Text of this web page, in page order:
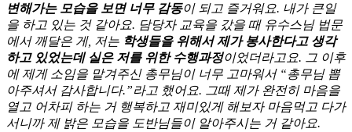
변해가는 모습을 보면 너무 감동이 되고 즐거워요. 내가 큰일
을 하고 있는 것 같아요. 담당자 교육을 갔을 때 유수스님 법문
에서 깨달은 게, 저는 학생들을 위해서 제가 봉사한다고 생각
하고 있었는데 실은 저를 위한 수행과정이었더라고요. 그 이후
에 제게 소임을 맡겨주신 총무님이 너무 고마워서 “총무님 뽑
아주셔서 감사합니다.”라고 했어요. 그때 제가 완전히 마음을
열고 어차피 하는 거 행복하고 재미있게 해보자 마음먹고 다가
서니까 제 밝은 모습을 도반님들이 알아주시는 거 같아요.